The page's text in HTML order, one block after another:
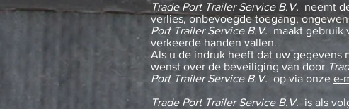
Trade Port Trailer Service B.V. neemt
verlies, onbevoegde toegang,
Port Trailer Service B.V. maakt gebruik
verkeerde handen vallen.
Als u de indruk heeft dat uw
wenst over de beveiliging van door
Port Trailer Service B.V. op via onze e-
Trade Port Trailer Service B.V. is als